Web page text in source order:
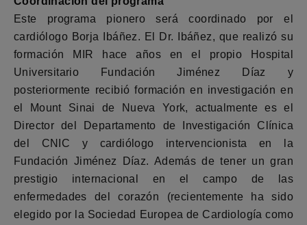
Este programa pionero será coordinado por el
cardiólogo Borja Ibáñez. El Dr. Ibáñez, que realizó su
formación MIR hace años en el propio Hospital
Universitario Fundación Jiménez Díaz y
posteriormente recibió formación en investigación en
el Mount Sinai de Nueva York, actualmente es el
Director del Departamento de Investigación Clínica
del CNIC y cardiólogo intervencionista en la
Fundación Jiménez Díaz. Además de tener un gran
prestigio internacional en el campo de las
enfermedades del corazón (recientemente ha sido
elegido por la Sociedad Europea de Cardiología como